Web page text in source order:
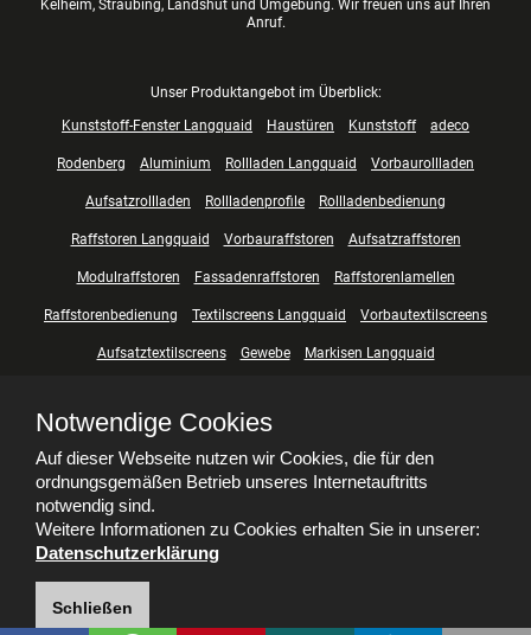
Kelheim, Straubing, Landshut und Umgebung. Wir freuen uns auf Ihren
Anruf.
Unser Produktangebot im Überblick:
Kunststoff-Fenster Langquaid
Haustüren Kunststoff adeco
Rodenberg Aluminium Rollladen Langquaid Vorbaurollladen
Aufsatzrollladen Rollladenprofile Rollladenbedienung
Raffstoren Langquaid Vorbauraffstoren Aufsatzraffstoren
Modulraffstoren Fassadenraffstoren Raffstorenlamellen
Raffstorenbedienung Textilscreens Langquaid Vorbautextilscreens
Aufsatztextilscreens Gewebe Markisen Langquaid
Flächenvorhänge Lamellenvorhänge
Insektenschutz Langquaid Smarthome Langquaid
Notwendige Cookies
Auf dieser Webseite nutzen wir Cookies, die für den
ordnungsgemäßen Betrieb unseres Internetauftritts
notwendig sind.
Weitere Informationen zu Cookies erhalten Sie in unserer:
Datenschutzerklärung
Schließen